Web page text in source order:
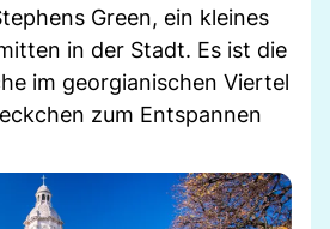
Green, ein kleines
in der Stadt. Es ist die
im georgianischen Viertel
zum Entspannen